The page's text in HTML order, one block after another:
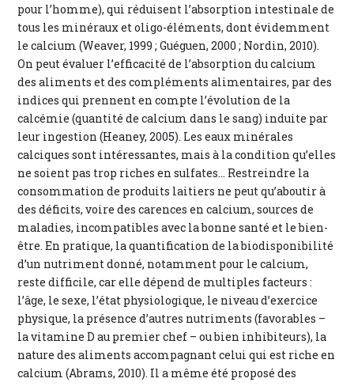
pour l’homme), qui réduisent l’absorption intestinale de
tous les minéraux et oligo-éléments, dont évidemment
le calcium (Weaver, 1999 ; Guéguen, 2000 ; Nordin, 2010).
On peut évaluer l’efficacité de l’absorption du calcium
des aliments et des compléments alimentaires, par des
indices qui prennent en compte l’évolution de la
calcémie (quantité de calcium dans le sang) induite par
leur ingestion (Heaney, 2005). Les eaux minérales
calciques sont intéressantes, mais à la condition qu’elles
ne soient pas trop riches en sulfates... Restreindre la
consommation de produits laitiers ne peut qu’aboutir à
des déficits, voire des carences en calcium, sources de
maladies, incompatibles avec la bonne santé et le bien-
être. En pratique, la quantification de la biodisponibilité
d’un nutriment donné, notamment pour le calcium,
reste difficile, car elle dépend de multiples facteurs :
l’âge, le sexe, l’état physiologique, le niveau d’exercice
physique, la présence d’autres nutriments (favorables –
la vitamine D au premier chef – ou bien inhibiteurs), la
nature des aliments accompagnant celui qui est riche en
calcium (Abrams, 2010). Il a même été proposé des